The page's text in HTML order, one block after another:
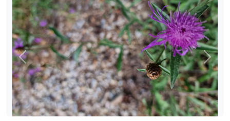
Zurück